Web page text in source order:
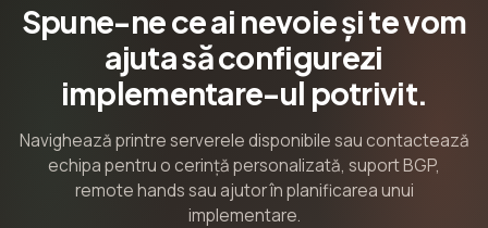
Spune-ne ce ai nevoie și te vom
ajuta să configurezi
implementare-ul potrivit.
Navighează printre serverele disponibile sau contactează
echipa pentru o cerință personalizată, suport BGP,
remote hands sau ajutor în planificarea unui
implementare.